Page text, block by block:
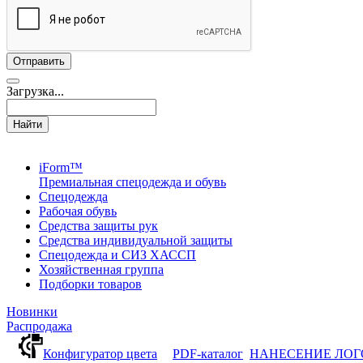
Загрузка...
Найти
iForm™
Премиальная спецодежда и обувь
Спецодежда
Рабочая обувь
Средства защиты рук
Средства индивидуальной защиты
Спецодежда и СИЗ ХАССП
Хозяйственная группа
Подборки товаров
Новинки
Распродажа
Конфигуратор цвета
PDF-каталог НАНЕСЕНИЕ